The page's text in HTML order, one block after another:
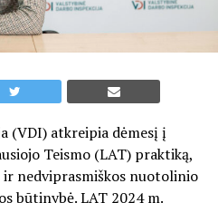
(VDI) atkreipia dėmesį į
Teismo (LAT) praktiką,
ir nedviprasmiškos nuotolinio
būtinybė. LAT 2024 m.